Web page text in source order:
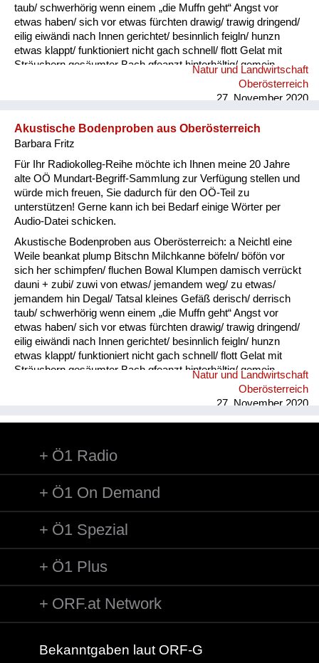
taub/ schwerhörig wenn einem „die Muffn geht“ Angst vor
etwas haben/ sich vor etwas fürchten drawig/ trawig dringend/
eilig eiwändi nach Innen gerichtet/ besinnlich feigln/ hunzn
etwas klappt/ funktioniert nicht gach schnell/ flott Gelat mit
Sträuchern gesäumter Bach gfeanzt hinterhältig/ gemein
gnauzn/ gnean jammern Goder Doppelkinn gogatzn
zwitschern griawig nett/ süß Granda Granittrog grawutisch
Bauernhofes, meistens mit Grantiplatten gschamig schüchtern
hantig bitter hawan mit großem Appetit essen heiln Unkraut
jäten hibei + hidau nahe an ...
Natur und Landwirtschaft
Oberösterreich
27. November 2020
Akustische Bodenproben aus Oberösterreich
Barbara Fritz
Für Ihr Radiokolleg-Reihe möchte ich Ihnen meine 20 Jahre
alte OÖ Mundart-Begriff-Sammlung zur Verfügung stellen und
würde mich freuen, Sie dadurch für den OÖ-Teil zu
unterstützen! Gerne kann ich bei Bedarf einige Wörter per
Audio-Datei schicken.
Akustische Bodenproben aus Oberösterreich: a Neichtl eine
Weile beankat plump Bitschn Milchkanne böfeln/ böfön vor
sich her schimpfen/ fluchen Bowal Klumpen damisch verrückt
dauni + zubi/ zuwi von etwas/ jemandem weg/ zu etwas/
jemandem hin Degal/ Tatsal kleines Gefäß derisch/ derrisch
taub/ schwerhörig wenn einem „die Muffn geht“ Angst vor
etwas haben/ sich vor etwas fürchten drawig/ trawig dringend/
eilig eiwändi nach Innen gerichtet/ besinnlich feigln/ hunzn
etwas klappt/ funktioniert nicht gach schnell/ flott Gelat mit
Sträuchern gesäumter Bach gfeanzt hinterhältig/ gemein
gnauzn/ gnean jammern Goder Doppelkinn gogatzn
zwitschern griawig nett/ süß Granda Granittrog grawutisch
jäten hibei + hidau nahe an ...
Natur und Landwirtschaft
Oberösterreich
27. November 2020
Ö1 Radio
Ö1 On Demand
Ö1 Spezial
Ö1 Plus
ORF.at Network
Bekanntgaben laut ORF-G